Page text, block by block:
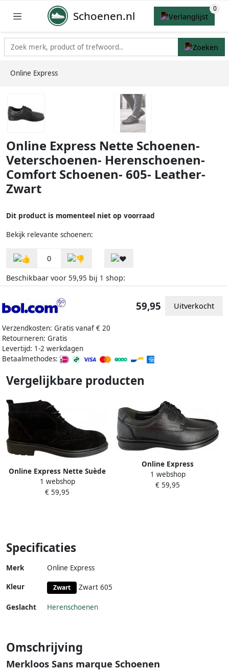
Schoenen.nl
Online Express
Online Express Nette Schoenen-
Veterschoenen- Herenschoenen-
Comfort Schoenen- 605- Leather-
Zwart
Dit product is momenteel niet op voorraad
Bekijk relevante schoenen:
0
Beschikbaar voor 59,95 bij 1 shop:
Verzendkosten: Gratis vanaf € 20
Retourneren: Gratis
Levertijd: 1-2 werkdagen
Betaalmethodes:
59,95 Uitverkocht
Vergelijkbare producten
Online Express Nette Suède
Schoenen- Enkellaars-
Veterschoenen voor heren-
1 webshop
€ 59,95
Online Express
Herenschoenen- Nette leren
Schoenen- Veterschoenen-
1 webshop
€ 59,95
Specificaties
Merk Online Express
Kleur Zwart Zwart 605
Geslacht Herenschoenen
Omschrijving
Merkloos Sans marque Schoenen